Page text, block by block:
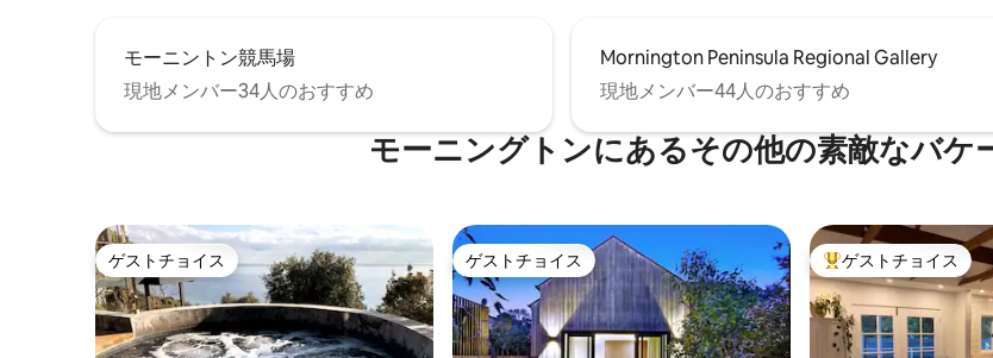
モーニントン競馬場
現地メンバー34人のおすすめ
Mornington Peninsula Regional Gallery
現地メンバー44人のおすすめ
モーニングトンにあるその他の素敵なバケ
ゲストチョイス
ゲストチョイス ゲストチョイス
ゲストチョイス 大好評のゲストチョ
ゲストチョイス